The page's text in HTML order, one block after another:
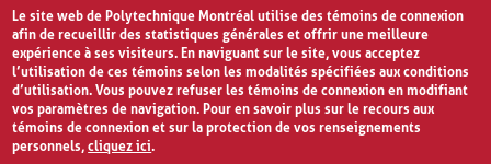
Le site web de Polytechnique Montréal utilise des témoins de connexion
afin de recueillir des statistiques générales et offrir une meilleure
expérience à ses visiteurs. En naviguant sur le site, vous acceptez
l’utilisation de ces témoins selon les modalités spécifiées aux conditions
d’utilisation. Vous pouvez refuser les témoins de connexion en modifiant
vos paramètres de navigation. Pour en savoir plus sur le recours aux
témoins de connexion et sur la protection de vos renseignements
personnels,cliquez ici.